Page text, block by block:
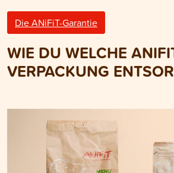
Die ANiFiT-Garantie
WIE DU WELCHE
VERPACKUNG